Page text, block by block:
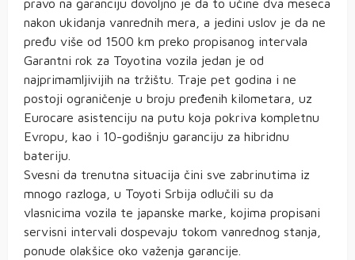
pravo na garanciju dovoljno je da to učine dva meseca
nakon ukidanja vanrednih mera, a jedini uslov je da ne
pređu više od 1500 km preko propisanog intervala
Garantni rok za Toyotina vozila jedan je od
najprimamljivijih na tržištu. Traje pet godina i ne
postoji ograničenje u broju pređenih kilometara, uz
Eurocare asistenciju na putu koja pokriva kompletnu
Evropu, kao i 10-godišnju garanciju za hibridnu
bateriju.
Svesni da trenutna situacija čini sve zabrinutima iz
mnogo razloga, u Toyoti Srbija odlučili su da
vlasnicima vozila te japanske marke, kojima propisani
servisni intervali dospevaju tokom vanrednog stanja,
ponude olakšice oko važenja garancije.